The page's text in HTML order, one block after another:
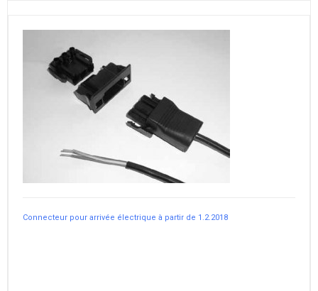
Connecteur pour arrivée électrique à partir de 1.2.2018